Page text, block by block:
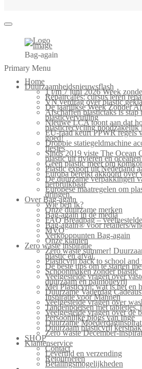
Bag-again
Primary Menu
Home
Duurzaamheidsnieuwsflash
1 t/m 7 juni 2026 Week
Repaircafés: cursus leren
VN verdrag over plastic
De jaarlijkse Week Zonder
Afschaffen plastictaks is stap
plasticvervuiling
Nieuwe LCA toont aan dat
plasticrecycling noodzakelijk
EU-raad keurt PPWR regels
goed!
Droppie statiegeldmachine
flesjes
Sinds 2019 viste The Ocean
plastic uit rivieren en
Geen plastic meer om
Plastic export uit Nederland
Europa bereikt akkoord over
De duurzame verpakkingen
herbruikbaar
Europese maatregelen om
dringen.
Over Bag-again
Wie ben ik?
Onze duurzame merken
Bag-again in de media
FAQ Breadbag –
Bag-again® voor retailers/
MVO
Verkooppunten Bag-again
Onze klanten
Zero waste inspiratie
Zero waste summer!
plastic en afval.
Plasticvrij back to school
De beste tips om te starten
Schoonmaken zonder plastic
Veelgestelde vragen over
duurzaam en palmolievrij
Mei Plasticvrij: wat is het en
Duurzame Vaderdag
Inspiratie voor Mannen
Veelgestelde vragen over
Tandenpoetsen met tabletjes,
Veelgestelde vragen over de
Persoonlijke blogs van Inge
Duurzame
Duurzaam plasticvrij
Zero waste December-
SHOP
Klantenservice
Contact
Levertijd en verzending
Retourneren
Betalingsmogelijkheden